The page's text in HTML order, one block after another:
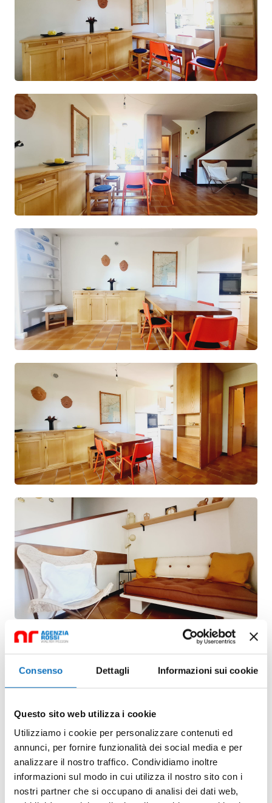
Consenso Dettagli Informazioni sui cookie
Questo sito web utilizza i cookie
Utilizziamo i cookie per personalizzare contenuti ed
annunci, per fornire funzionalità dei social media e per
analizzare il nostro traffico. Condividiamo inoltre
informazioni sul modo in cui utilizza il nostro sito con i
nostri partner che si occupano di analisi dei dati web,